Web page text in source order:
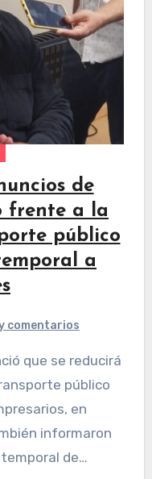
de
frente a la
público
a
comentarios
público
en
informaron
de…